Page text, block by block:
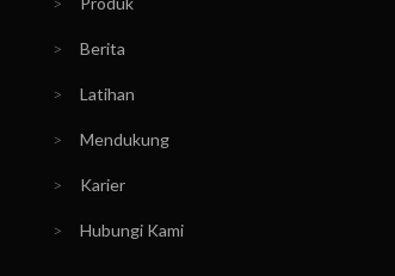
> Berita
> Latihan
> Mendukung
> Karier
> Hubungi Kami